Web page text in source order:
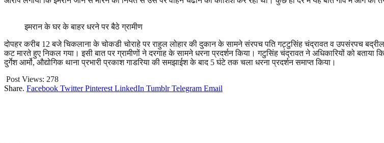
इमरान के घर के बाहर धरने पर बैठे ग्रामीण
दोपहर करीब 12 बजे चिकलाना के चोकडी चोराहे पर राहुल लोहार की दुकान के सामने संरपच पति गट्टुसिंह चंद्रावत व उपसंरपच
कट मारते हुए निकल गया। इसी बात पर ग्रामीणों ने दरगाह के सामने धरना प्रदर्शन किया। गटुसिंह चंद्रावत ने अधिकारियों को
दुर्गेश आर्मो, औद्योगिक थाना प्रभारी प्रकाश गाडरिया की समझाईश के बाद 5 घंटे तक चला धरना प्रदर्शन समाप्त किया।
Post Views: 278
Share. Facebook Twitter Pinterest LinkedIn Tumblr Telegram Email